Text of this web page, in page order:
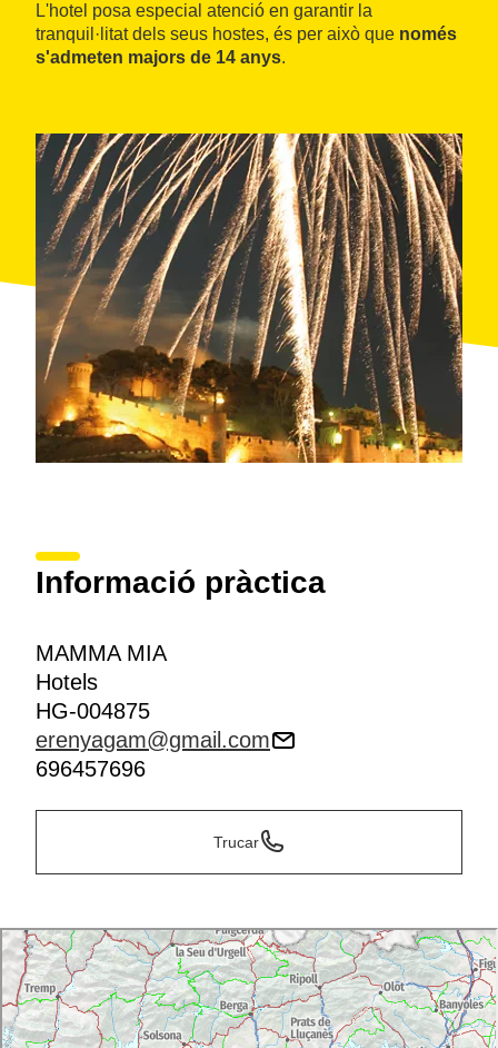
L'hotel posa especial atenció en garantir la
tranquil·litat dels seus hostes, és per això que només
s'admeten majors de 14 anys.
Informació pràctica
MAMMA MIA
Hotels
HG-004875
erenyagam@gmail.com
696457696
Trucar